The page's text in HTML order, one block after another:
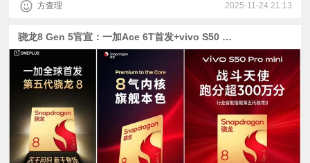
测
科
方查理 2025-11-24 21:13
骁龙8 Gen 5官宣：一加Ace 6T首发+vivo S50 Pro mini搭载| 荣耀500系列用骁龙8sG4与骁龙8E